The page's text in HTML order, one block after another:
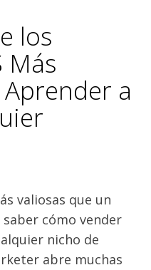
los
Más
a
valiosas que un
cómo vender
nicho de
abre muchas